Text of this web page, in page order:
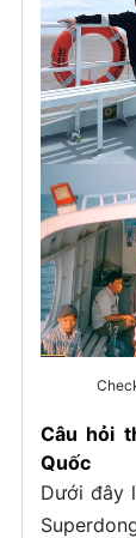
Câu hỏi
Quốc
Dưới đây